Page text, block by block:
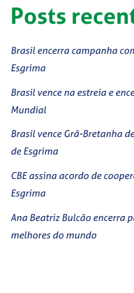
Posts
Brasil encerra campanha
Esgrima
Brasil vence na estreia e
Mundial
Brasil vence Grã-Bretanha
de Esgrima
CBE assina acordo de
Esgrima
Ana Beatriz Bulcão encerra
melhores do mundo